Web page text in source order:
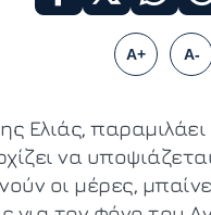
A+ A-
Ελιάς,
να
οι μέρες,